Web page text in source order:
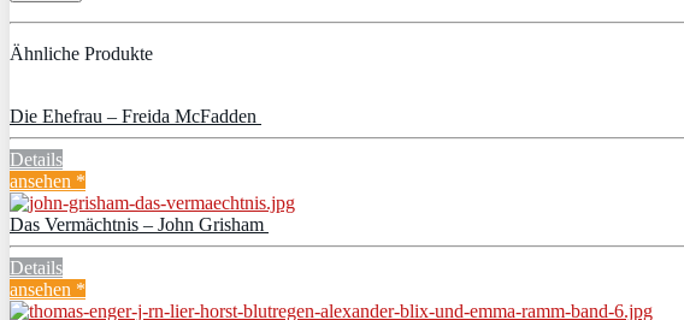
Ähnliche Produkte
Die Ehefrau – Freida McFadden
Details
ansehen *
Das Vermächtnis – John Grisham
Details
ansehen *